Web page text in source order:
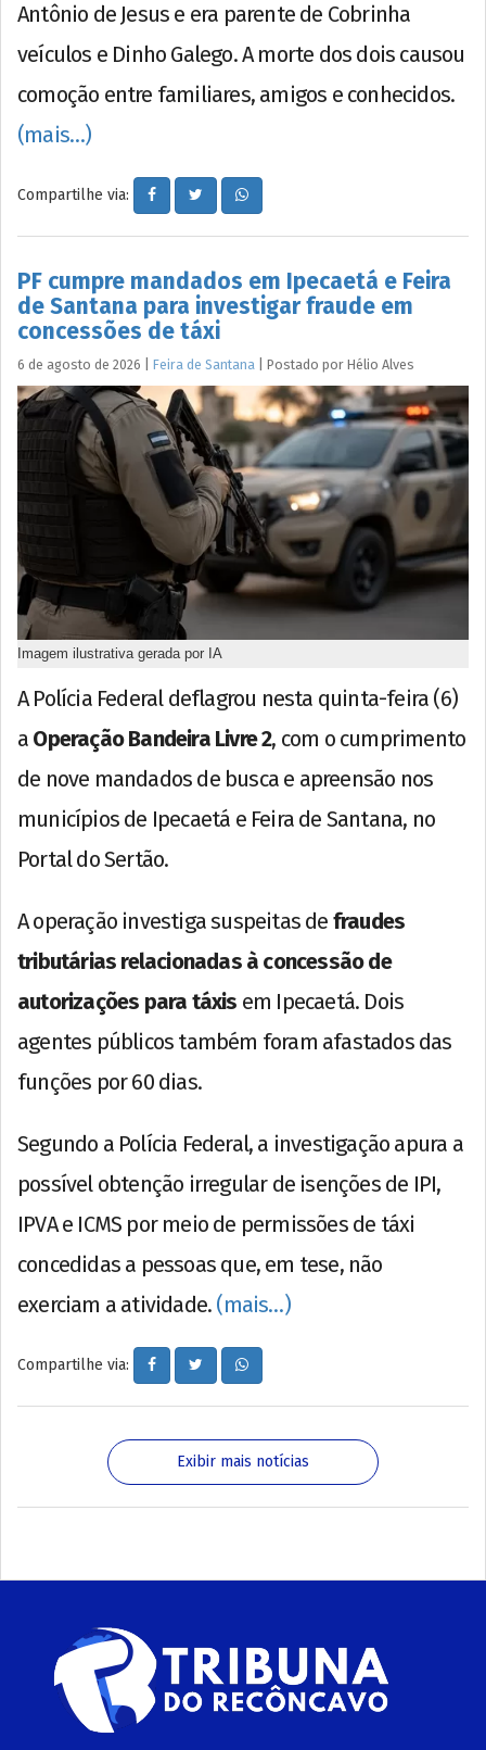
Antônio de Jesus e era parente de Cobrinha
veículos e Dinho Galego. A morte dos dois causou
comoção entre familiares, amigos e conhecidos.
(mais…)
Compartilhe via:
PF cumpre mandados em Ipecaetá e Feira
de Santana para investigar fraude em
concessões de táxi
6 de agosto de 2026 Feira de Santana Postado por Hélio Alves
Imagem ilustrativa gerada por IA
A Polícia Federal deflagrou nesta quinta-feira (6)
a Operação Bandeira Livre 2, com o cumprimento
de nove mandados de busca e apreensão nos
municípios de Ipecaetá e Feira de Santana, no
Portal do Sertão.
A operação investiga suspeitas de fraudes
tributárias relacionadas à concessão de
autorizações para táxis em Ipecaetá. Dois
agentes públicos também foram afastados das
funções por 60 dias.
Segundo a Polícia Federal, a investigação apura a
possível obtenção irregular de isenções de IPI,
IPVA e ICMS por meio de permissões de táxi
concedidas a pessoas que, em tese, não
exerciam a atividade. (mais…)
Compartilhe via:
Exibir mais notícias